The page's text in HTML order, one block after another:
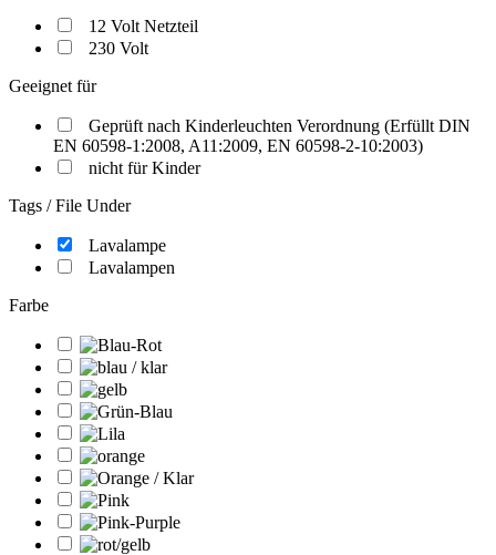
12 Volt Netzteil
230 Volt
Geeignet für
Geprüft nach Kinderleuchten Verordnung (Erfüllt DIN
EN 60598-1:2008, A11:2009, EN 60598-2-10:2003)
nicht für Kinder
Tags / File Under
Lavalampe
Lavalampen
Farbe